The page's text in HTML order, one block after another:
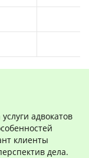
адвокатов
клиенты
дела.